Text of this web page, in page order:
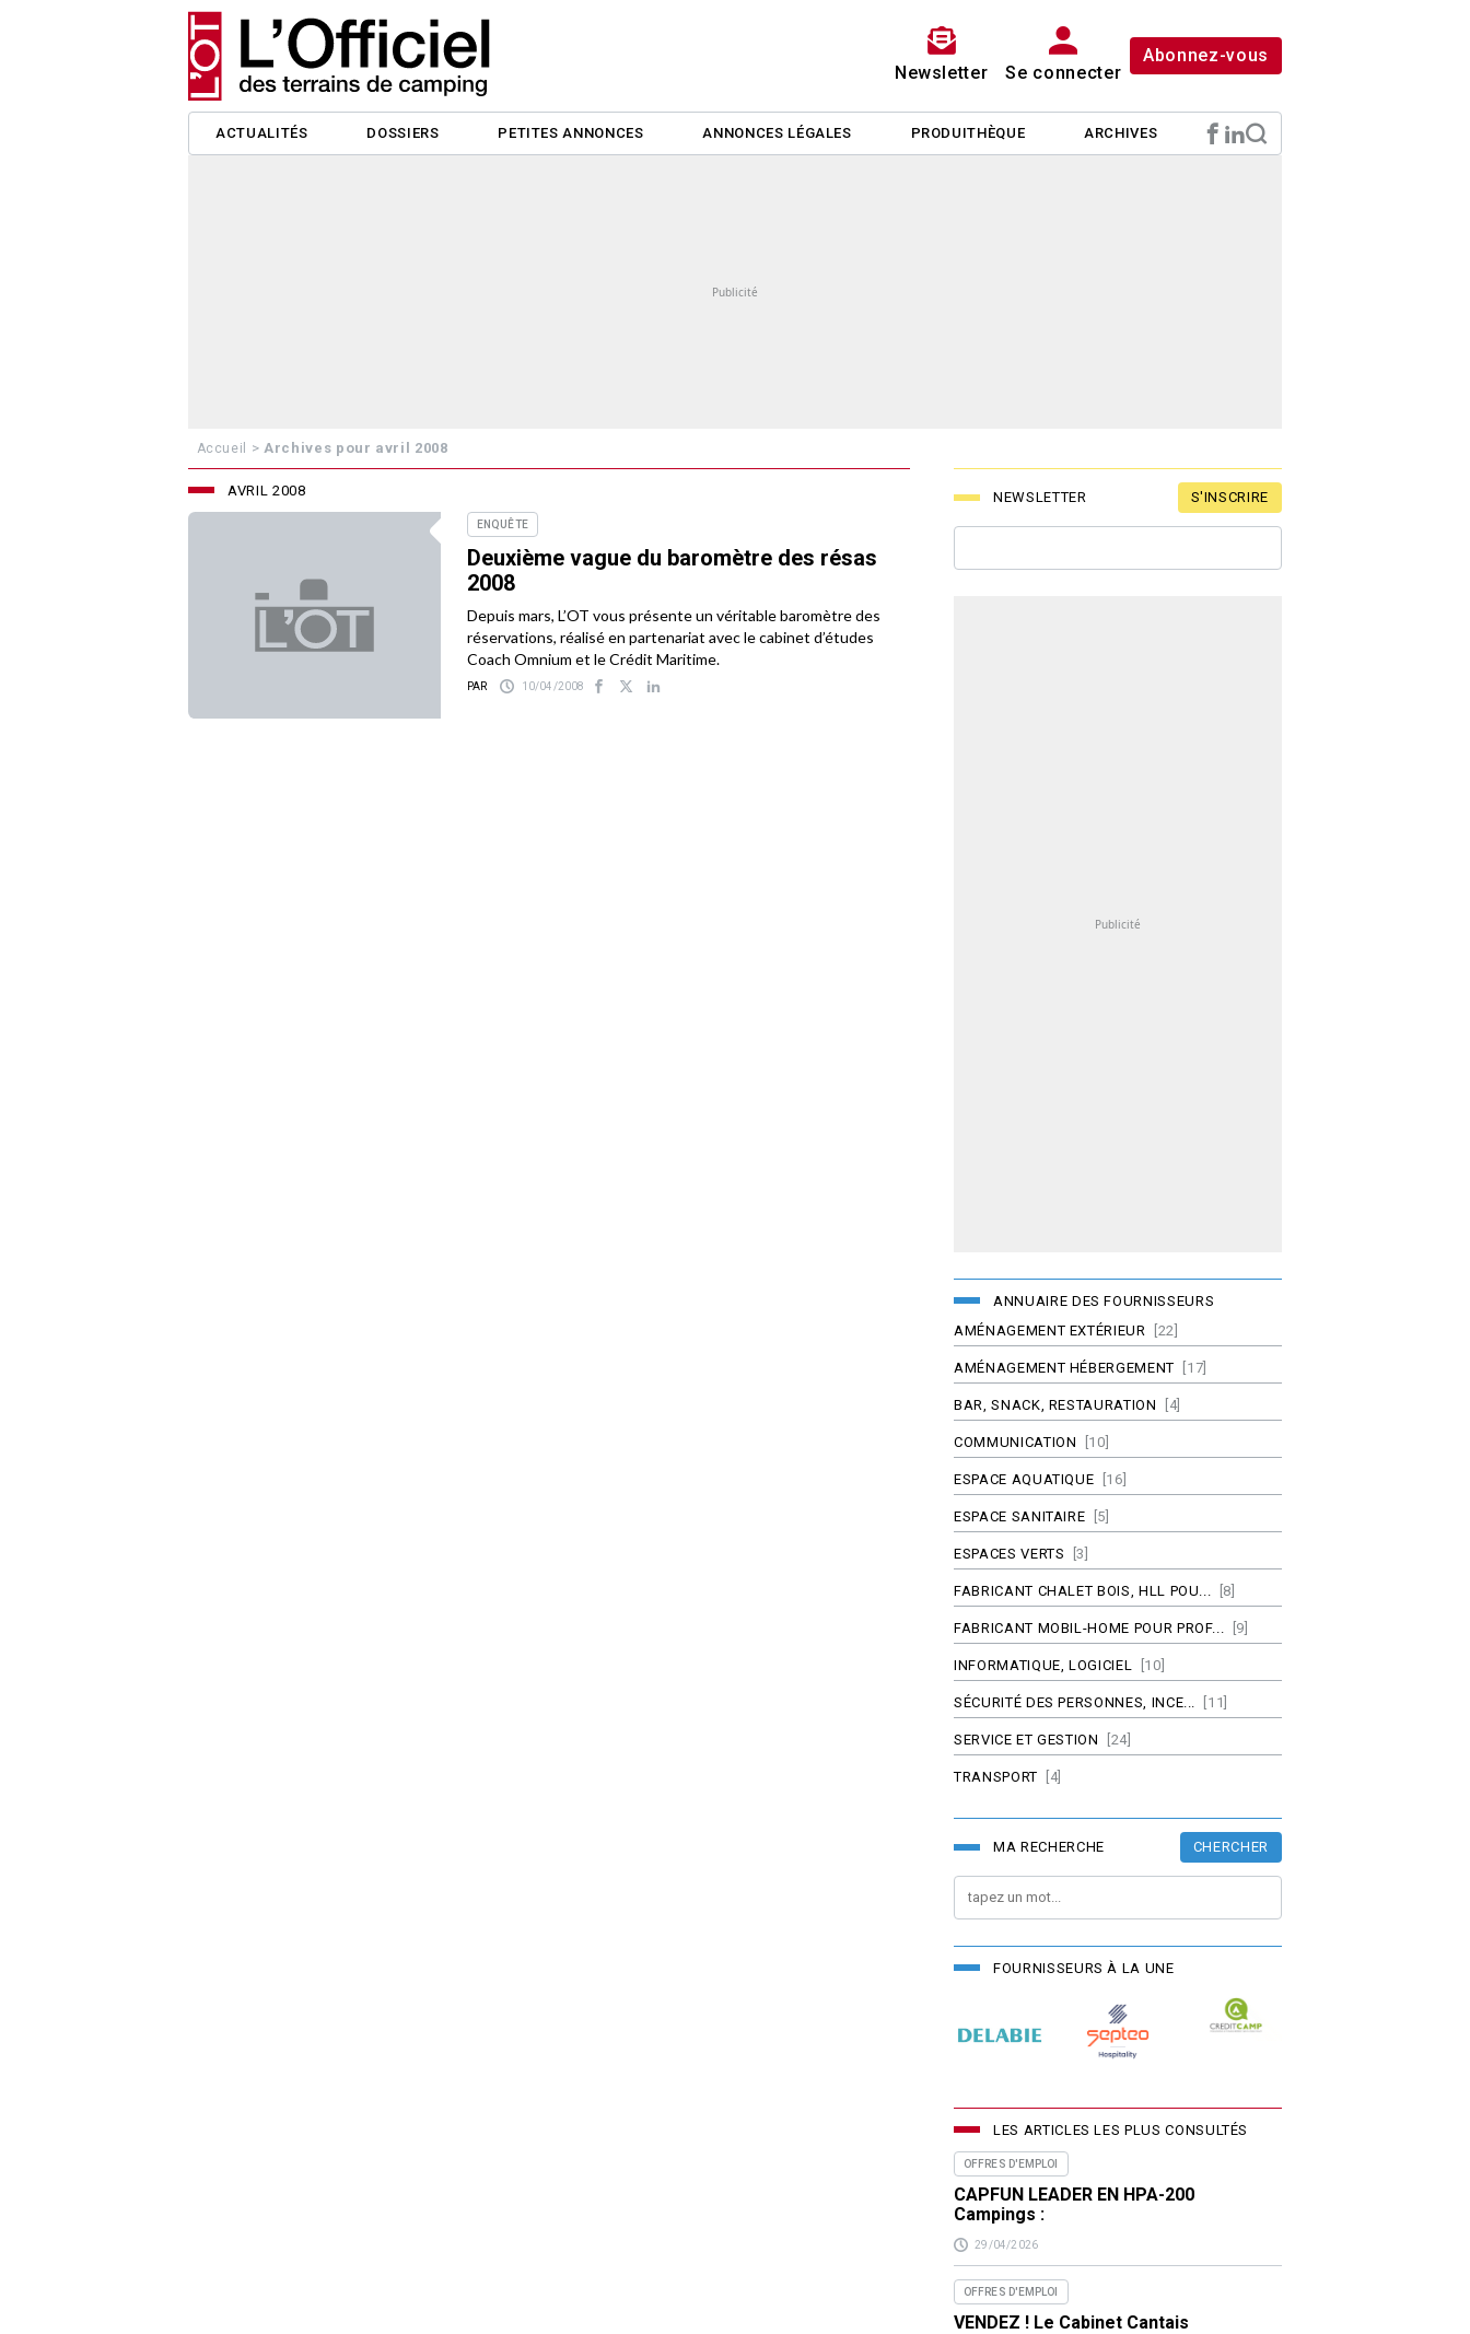
Newsletter Se connecter
Abonnez-vous
ACTUALITÉS DOSSIERS PETITES ANNONCES ANNONCES LÉGALES PRODUITHÈQUE ARCHIVES
Accueil > Archives pour avril 2008
AVRIL 2008
ENQUÊTE
Deuxième vague du baromètre des résas
2008
Depuis mars, L’OT vous présente un véritable baromètre des
réservations, réalisé en partenariat avec le cabinet d’études
Coach Omnium et le Crédit Maritime.
PAR 10/04/2008
NEWSLETTER S'INSCRIRE
ANNUAIRE DES FOURNISSEURS
AMÉNAGEMENT EXTÉRIEUR
[22]
AMÉNAGEMENT HÉBERGEMENT [17]
BAR, SNACK, RESTAURATION [4]
COMMUNICATION [10]
ESPACE AQUATIQUE [16]
ESPACE SANITAIRE [5]
ESPACES VERTS [3]
FABRICANT CHALET BOIS, HLL POU... [8]
FABRICANT MOBIL-HOME POUR PROF... [9]
INFORMATIQUE, LOGICIEL [10]
SÉCURITÉ DES PERSONNES, INCE... [11]
SERVICE ET GESTION [24]
TRANSPORT [4]
MA RECHERCHE CHERCHER
FOURNISSEURS À LA UNE
LES ARTICLES LES PLUS CONSULTÉS
OFFRES D'EMPLOI
CAPFUN LEADER EN HPA-200
Campings :
29/04/2026
OFFRES D'EMPLOI
VENDEZ ! Le Cabinet Cantais